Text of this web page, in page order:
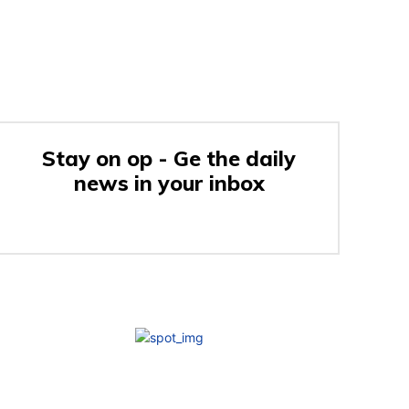
Stay on op - Ge the daily
news in your inbox